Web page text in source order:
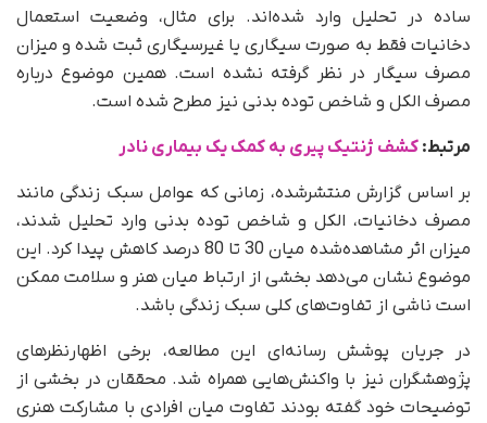
ساده در تحلیل وارد شده‌اند. برای مثال، وضعیت استعمال
دخانیات فقط به صورت سیگاری یا غیرسیگاری ثبت شده و میزان
مصرف سیگار در نظر گرفته نشده است. همین موضوع درباره
مصرف الکل و شاخص توده بدنی نیز مطرح شده است.
مرتبط: کشف ژنتیک پیری به کمک یک بیماری نادر
بر اساس گزارش منتشرشده، زمانی که عوامل سبک زندگی مانند
مصرف دخانیات، الکل و شاخص توده بدنی وارد تحلیل شدند،
میزان اثر مشاهده‌شده میان 30 تا 80 درصد کاهش پیدا کرد. این
موضوع نشان می‌دهد بخشی از ارتباط میان هنر و سلامت ممکن
است ناشی از تفاوت‌های کلی سبک زندگی باشد.
در جریان پوشش رسانه‌ای این مطالعه، برخی اظهارنظرهای
پژوهشگران نیز با واکنش‌هایی همراه شد. محققان در بخشی از
توضیحات خود گفته بودند تفاوت میان افرادی با مشارکت هنری